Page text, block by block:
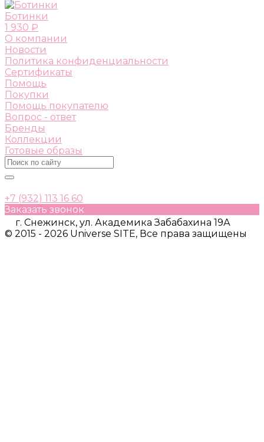
Ботинки
1 930 ₽
О компании
Новости
Политика конфиденциальности
Сертификаты
Помощь
Покупки
Помощь покупателю
Вопрос - ответ
Бренды
Коллекции
Готовые образы
+7 (932) 113 16 60
Заказать звонок
г. Снежинск, ул. Академика Забабахина 19А
© 2015 - 2026 Universe SITE, Все права защищены